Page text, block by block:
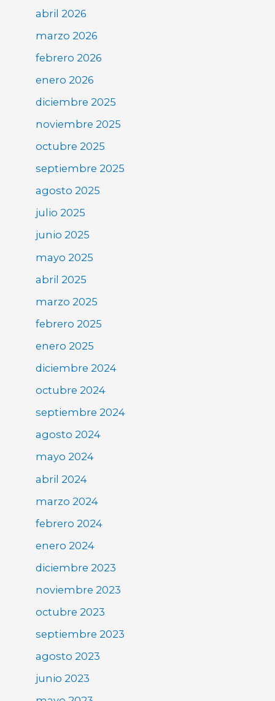
abril 2026
marzo 2026
febrero 2026
enero 2026
diciembre 2025
noviembre 2025
octubre 2025
septiembre 2025
agosto 2025
julio 2025
junio 2025
mayo 2025
abril 2025
marzo 2025
febrero 2025
enero 2025
diciembre 2024
octubre 2024
septiembre 2024
agosto 2024
mayo 2024
abril 2024
marzo 2024
febrero 2024
enero 2024
diciembre 2023
noviembre 2023
octubre 2023
septiembre 2023
agosto 2023
junio 2023